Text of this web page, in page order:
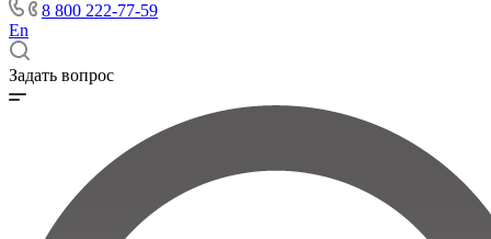
8 800 222-77-59
En
Задать вопрос